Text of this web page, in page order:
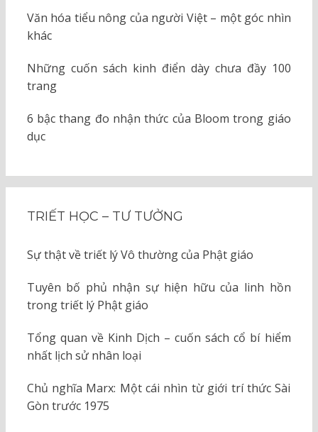
Văn hóa tiểu nông của người Việt – một góc nhìn
khác
Những cuốn sách kinh điển dày chưa đầy 100
trang
6 bậc thang đo nhận thức của Bloom trong giáo
dục
TRIẾT HỌC – TƯ TƯỞNG
Sự thật về triết lý Vô thường của Phật giáo
Tuyên bố phủ nhận sự hiện hữu của linh hồn
trong triết lý Phật giáo
Tổng quan về Kinh Dịch – cuốn sách cổ bí hiểm
nhất lịch sử nhân loại
Chủ nghĩa Marx: Một cái nhìn từ giới trí thức Sài
Gòn trước 1975